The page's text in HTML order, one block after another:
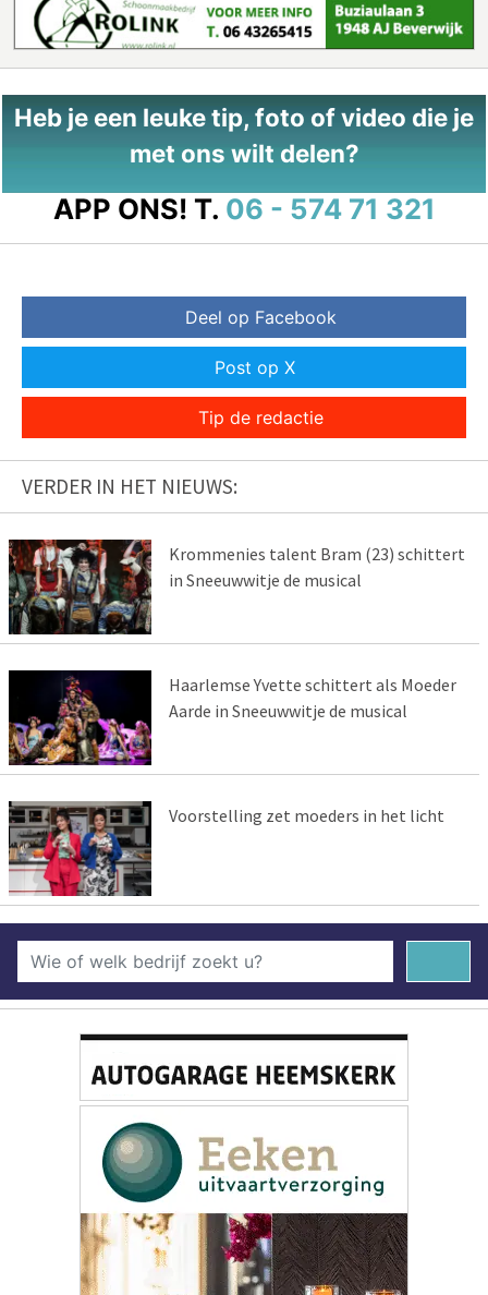
Heb je een leuke tip, foto of video die je
met ons wilt delen?
APP ONS! T. 06 - 574 71 321
Deel op Facebook
Post op X
Tip de redactie
VERDER IN HET NIEUWS:
Krommenies talent Bram (23) schittert
in Sneeuwwitje de musical
Haarlemse Yvette schittert als Moeder
Aarde in Sneeuwwitje de musical
Voorstelling zet moeders in het licht